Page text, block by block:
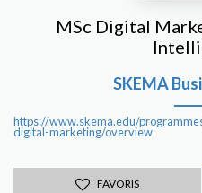
MSc Digital
SKEMA
https://www.skema.edu/
digital-marketing/overview
FAVORIS